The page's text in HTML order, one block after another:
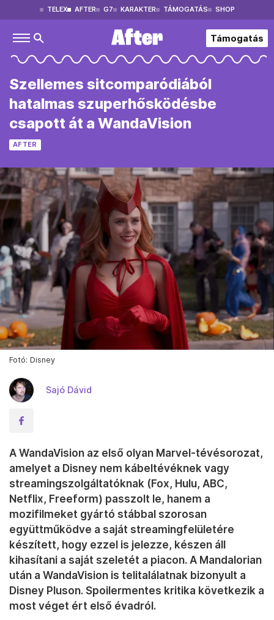
TELEX AFTER G7 KARAKTER TÁMOGATÁS SHOP
Támogatás
Szellemes sitcomparódiából
hatalmas szuperhősködésbe
csapott át a WandaVision
AFTER
Fotó: Disney
Sajó Dávid
A WandaVision az első olyan Marvel-tévésorozat,
amelyet a Disney nem kábeltévéknek vagy
streamingszolgáltatóknak (Fox, Hulu, ABC,
Netflix, Freeform) passzolt le, hanem a
mozifilmeket gyártó stábbal szorosan
együttműködve a saját streamingfelületére
készített, hogy ezzel is jelezze, készen áll
kihasítani a saját szeletét a piacon. A Mandalorian
után a WandaVision is telitalálatnak bizonyult a
Disney Pluson. Spoilermentes kritika következik a
most véget ért első évadról.